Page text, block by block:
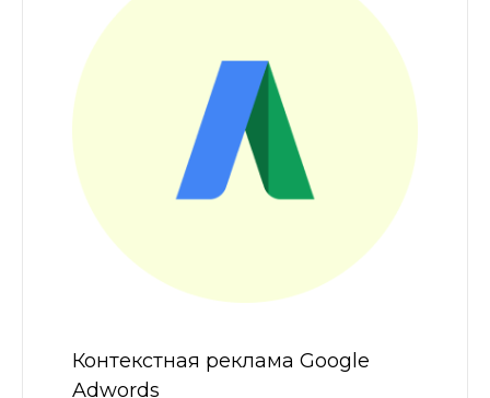
Контекстная реклама Google
Adwords